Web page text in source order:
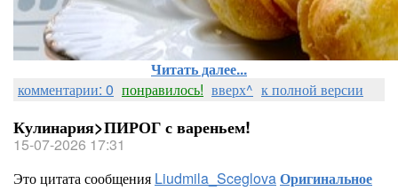
Читать далее...
комментарии: 0 понравилось! вверх^ к полной версии
Кулинария>ПИРОГ с вареньем!
15-07-2026 17:31
Это цитата сообщения Liudmila_SceglovaОригинальное